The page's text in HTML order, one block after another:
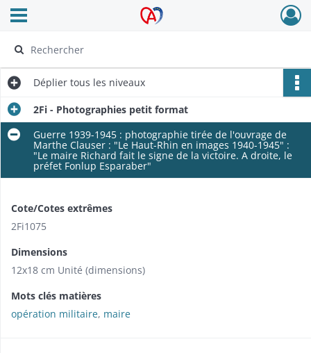
Archives Alsace - Colmar
Ouvrir le menu déroulant
Déplier tous les niveaux
2Fi - Photographies petit format
Guerre 1939-1945 : photographie tirée de l'ouvrage de
Marthe Clauser : "Le Haut-Rhin en images 1940-1945" :
"Le maire Richard fait le signe de la victoire. A droite, le
préfet Fonlup Esparaber"
Cote/Cotes extrêmes
2Fi1075
Dimensions
12x18 cm Unité (dimensions)
Mots clés matières
opération militaire, maire